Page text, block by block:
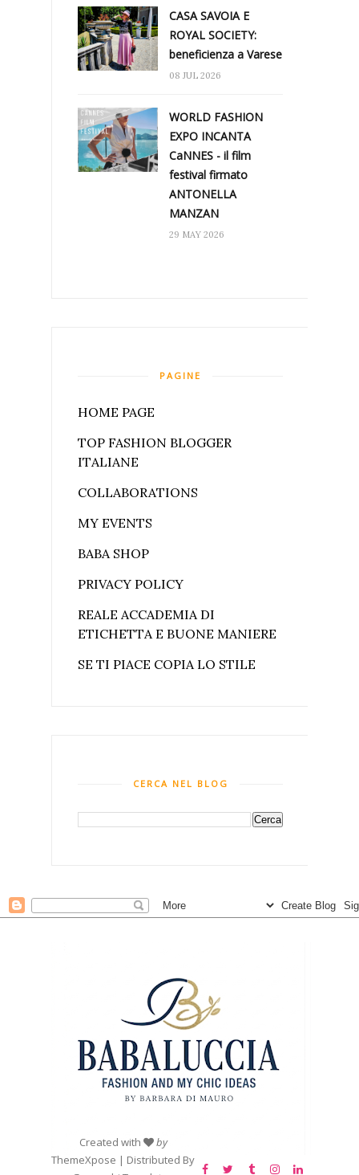
CASA SAVOIA E
ROYAL SOCIETY:
beneficienza a Varese
08 JUL 2026
WORLD FASHION
EXPO INCANTA
CaNNES - il film
festival firmato
ANTONELLA
MANZAN
29 MAY 2026
PAGINE
HOME PAGE
TOP FASHION BLOGGER
ITALIANE
COLLABORATIONS
MY EVENTS
BABA SHOP
PRIVACY POLICY
REALE ACCADEMIA DI
ETICHETTA E BUONE MANIERE
SE TI PIACE COPIA LO STILE
CERCA NEL BLOG
Created with
by
ThemeXpose | Distributed By